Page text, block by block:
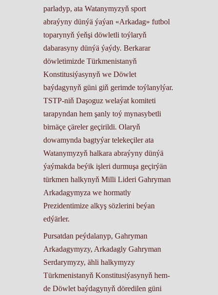
parladyp, ata Watanymyzyň sport
abraýyny dünýä ýaýan «Arkadag» futbol
toparynyň ýeňşi döwletli toýlaryň
dabarasyny dünýä ýaýdy. Berkarar
döwletimizde Türkmenistanyň
Konstitusiýasynyň we Döwlet
baýdagynyň güni giň gerimde toýlanylýar.
TSTP-niň Daşoguz welaýat komiteti
tarapyndan hem şanly toý mynasybetli
birnäçe çäreler geçirildi. Olaryň
dowamynda bagtyýar telekeçiler ata
Watanymyzyň halkara abraýyny dünýä
ýaýmakda beýik işleri durmuşa geçirýän
türkmen halkynyň Milli Lideri Gahryman
Arkadagymyza we hormatly
Prezidentimize alkyş sözlerini beýan
edýärler.
Pursatdan peýdalanyp, Gahryman
Arkadagymyzy, Arkadagly Gahryman
Serdarymyzy, ähli halkymyzy
Türkmenistanyň Konstitusiýasynyň hem-
de Döwlet baýdagynyň döredilen güni